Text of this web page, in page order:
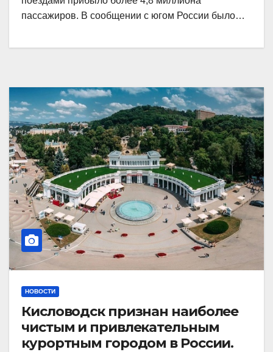
пассажиров. В сообщении с югом России было…
НОВОСТИ
Кисловодск признан наиболее
чистым и привлекательным
курортным городом в России.